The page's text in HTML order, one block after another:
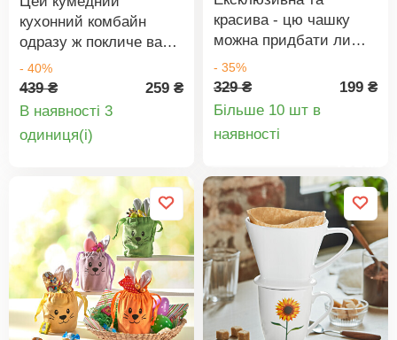
кухонний комбайн
одразу ж покличе вас
до плити, коли їжа
буде готова. ABS-
пластик, 9,7 x 6,5 x 9,3
0-60 хв. Оригінальний
Крррр.....
- 40%
439 ₴
259 ₴
В наявності 3
oдиниця(і)
красива - цю чашку
можна придбати лише
у нас!
- 35%
329 ₴
199 ₴
Більше 10 шт в
наявності